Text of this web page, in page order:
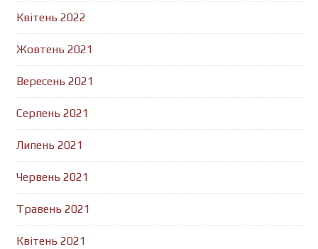
Квітень 2022
Жовтень 2021
Вересень 2021
Серпень 2021
Липень 2021
Червень 2021
Травень 2021
Квітень 2021